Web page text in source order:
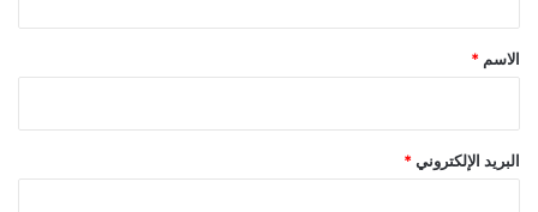
*
الاسم *
البريد الإلكتروني *